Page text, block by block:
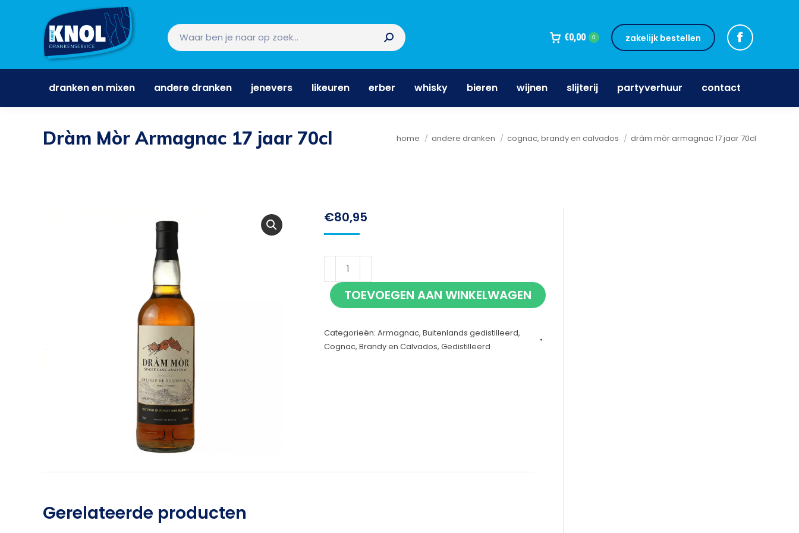
€0,00 0 zakelijk bestellen
dranken en mixen andere dranken jenevers likeuren erber whisky bieren wijnen slijterij partyverhuur contact
Dràm Mòr Armagnac 17 jaar 70cl Je bent hier:
home andere dranken cognac, brandy en calvados dràm mòr armagnac 17 jaar 70cl
€80,95
Dràm
Mòr
Armagnac
jaar
70cl
TOEVOEGEN AAN WINKELWAGEN
Categorieën: Armagnac, Buitenlands gedistilleerd,
Cognac, Brandy en Calvados, Gedistilleerd
Gerelateerde producten
dranken en mixen